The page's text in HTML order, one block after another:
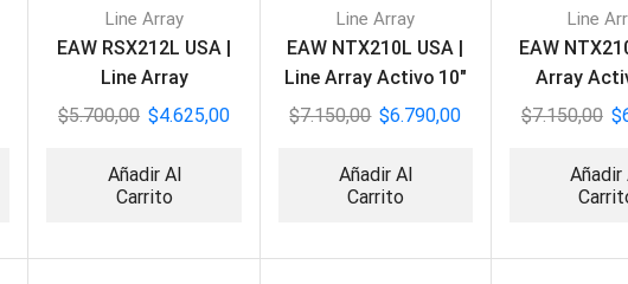
Line Array
EAW RSX212L USA |
Line Array
Autoamplificado
$5.700,00 $4.625,00
Añadir Al
Carrito
Line Array
EAW NTX210L USA |
Line Array Activo 10″
$7.150,00 $6.790,00
Añadir Al
Carrito
Line
EAW
Array
$7.150,00 $
Añadir